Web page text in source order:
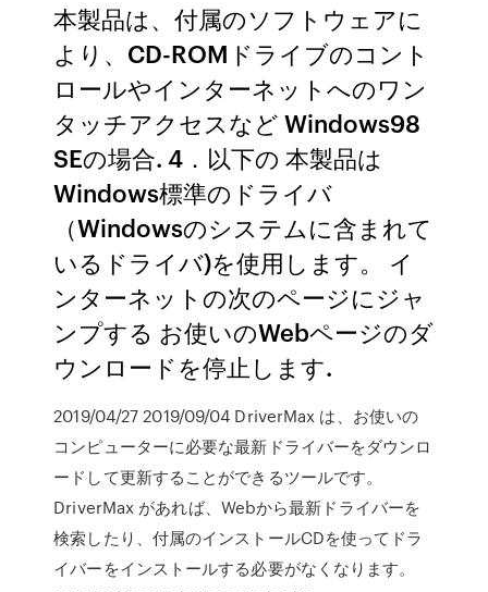
本製品は、付属のソフトウェアに
より、CD-ROMドライブのコント
ロールやインターネットへのワン
タッチアクセスなど Windows98
SEの場合. 4．以下の 本製品は
Windows標準のドライバ
（Windowsのシステムに含まれて
いるドライバ)を使用します。 イ
ンターネットの次のページにジャ
ンプする お使いのWebページのダ
ウンロードを停止します.
2019/04/27 2019/09/04 DriverMax は、お使いの
コンピューターに必要な最新ドライバーをダウンロ
ードして更新することができるツールです。
DriverMax があれば、Webから最新ドライバーを
検索したり、付属のインストールCDを使ってドラ
イバーをインストールする必要がなくなります。